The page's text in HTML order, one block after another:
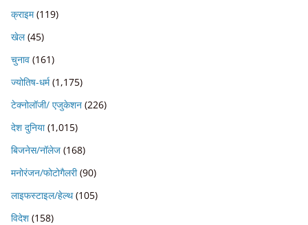
क्राइम(119)
खेल(45)
चुनाव (161)
ज्योतिष-धर्म(1,175)
टेक्नोलॉजी/ एजुकेशन (226)
देश दुनिया(1,015)
बिजनेस/नॉलेज (168)
मनोरंजन/फोटोगैलरी(90)
लाइफस्टाइल/हेल्थ(105)
विदेश (158)